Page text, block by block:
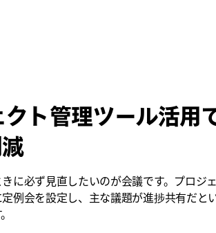
ト管理ツール活用
に必ず見直したいのが会議です。プロジ
例会を設定し、主な議題が進捗共有だと